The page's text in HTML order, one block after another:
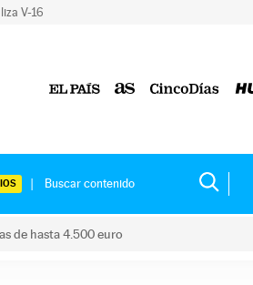
V-16
de hasta 4.500 euro